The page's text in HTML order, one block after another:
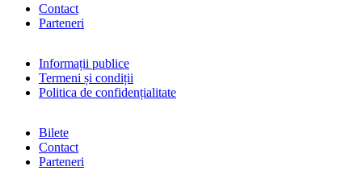
Contact
Parteneri
Informații publice
Termeni și condiții
Politica de confidențialitate
Bilete
Contact
Parteneri